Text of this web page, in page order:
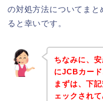
の対処方法についてまと
ると幸いです。
ちなみに、
にJCBカード
まずは、下
ェックされ